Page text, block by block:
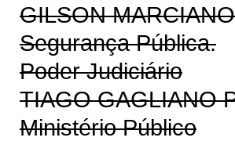
GILSON
Segurança Pública.
Poder Judiciário
TIAGO GAGLIANO
Ministério Público